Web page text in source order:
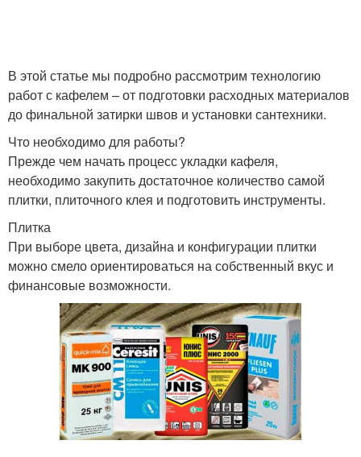
В этой статье мы подробно рассмотрим технологию
работ с кафелем – от подготовки расходных материалов
до финальной затирки швов и установки сантехники.
Что необходимо для работы?
Прежде чем начать процесс укладки кафеля,
необходимо закупить достаточное количество самой
плитки, плиточного клея и подготовить инструменты.
Плитка
При выборе цвета, дизайна и конфигурации плитки
можно смело ориентироваться на собственный вкус и
финансовые возможности.